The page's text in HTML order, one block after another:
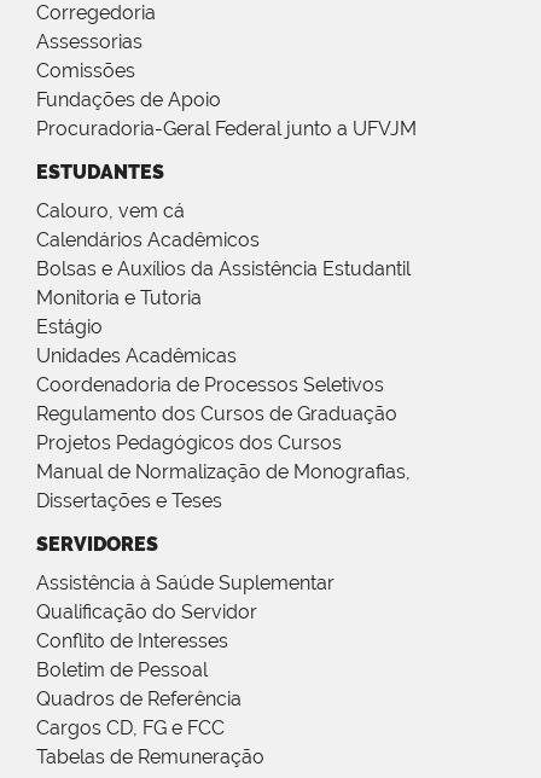
Corregedoria
Assessorias
Comissões
Fundações de Apoio
Procuradoria-Geral Federal junto a UFVJM
ESTUDANTES
Calouro, vem cá
Calendários Acadêmicos
Bolsas e Auxílios da Assistência Estudantil
Monitoria e Tutoria
Estágio
Unidades Acadêmicas
Coordenadoria de Processos Seletivos
Regulamento dos Cursos de Graduação
Projetos Pedagógicos dos Cursos
Manual de Normalização de Monografias,
Dissertações e Teses
SERVIDORES
Assistência à Saúde Suplementar
Qualificação do Servidor
Conflito de Interesses
Boletim de Pessoal
Quadros de Referência
Cargos CD, FG e FCC
Tabelas de Remuneração